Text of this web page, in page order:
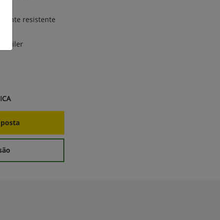
resistente
Trailer